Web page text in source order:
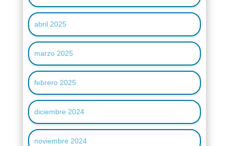
abril 2025
marzo 2025
febrero 2025
diciembre 2024
noviembre 2024